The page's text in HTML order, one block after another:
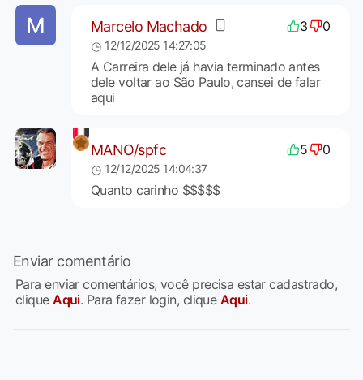
Marcelo Machado 3 0
12/12/2025 14:27:05
A Carreira dele já havia terminado antes
dele voltar ao São Paulo, cansei de falar
aqui
MANO/spfc 5 0
12/12/2025 14:04:37
Quanto carinho $$$$$
Enviar comentário
Para enviar comentários, você precisa estar cadastrado,
cliqueAqui. Para fazer login, clique Aqui.